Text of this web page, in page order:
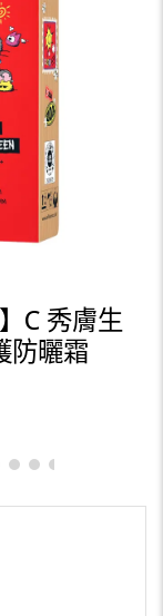
C 秀膚生
防曬霜